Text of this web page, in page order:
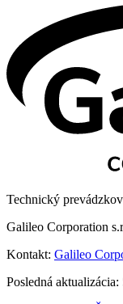
Technický
Galileo Corporation
Kontakt: Galileo
Posledná